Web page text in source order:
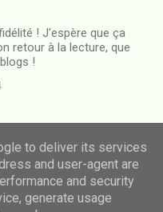
! J'espère que ça
retour à la lecture, que
!
to deliver its services
and user-agent are
and security
generate usage